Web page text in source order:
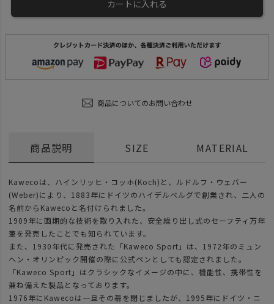
カートに入れる
商品についてのお問い合わせ
商品説明
Kawecoは、ハインリッヒ・コッホ(Koch)と、ルドルフ・ウェバー
(Weber)により、1883年にドイツのハイデルベルグで創業され、二人の
名前からKawecoと名付けられました。
1909年に画期的な技術を取り入れた、安全繰り出し式のセーフティ万年
筆を発売したことでも知られています。
また、1930年代に発売された「Kaweco Sport」は、1972年のミュン
ヘン・オリンピック開催の際に公式ペンとしても認定されました。
「Kaweco Sport」はクラシックなイメージの中に、機能性、携帯性を
兼ね備えた製品となっております。
1976年にKawecoは一旦その幕を閉じましたが、1995年にドイツ・ニ
SIZE MATERIAL